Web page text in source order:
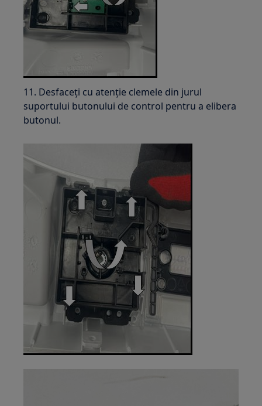
11. Desfaceți cu atenție clemele din jurul
suportului butonului de control pentru a elibera
butonul.